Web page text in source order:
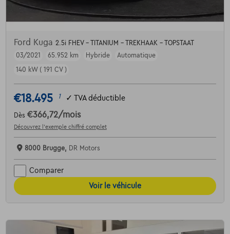
Ford Kuga 2.5i FHEV - TITANIUM - TREKHAAK - TOPSTAAT
03/2021
65.952 km Hybride
Automatique
140 kW ( 191 CV )
€18.495 1 ✓ TVA déductible
Dès €366,72/mois
Découvrez l’exemple chiffré complet
8000 Brugge, DR Motors
Comparer
Voir le véhicule